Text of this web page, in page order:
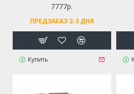
7777р.
ПРЕДЗАКАЗ 2-3 ДНЯ
Купить